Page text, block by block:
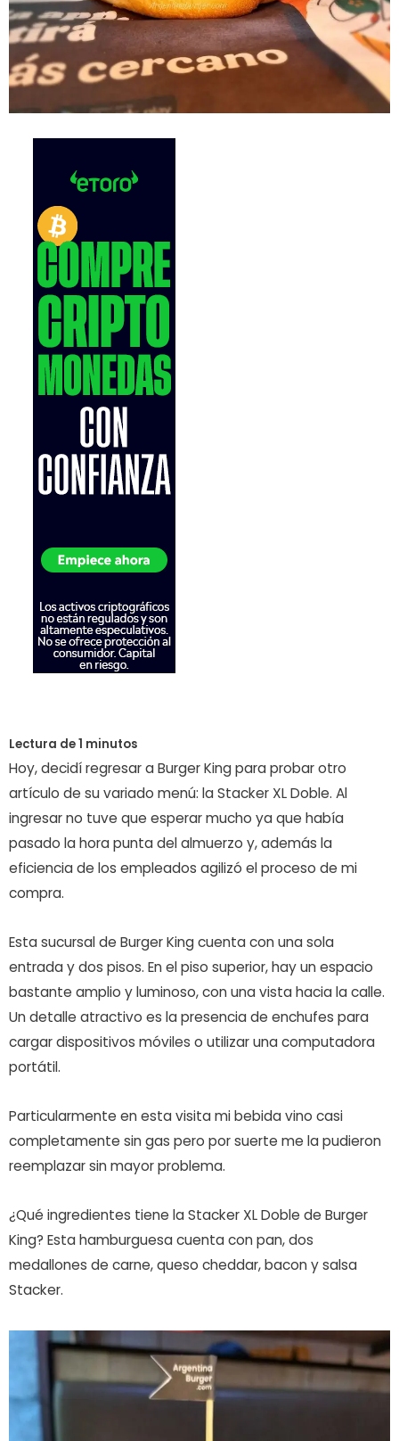
Hoy, decidí regresar a Burger King para probar otro
artículo de su variado menú: la Stacker XL Doble. Al
ingresar no tuve que esperar mucho ya que había
pasado la hora punta del almuerzo y, además la
eficiencia de los empleados agilizó el proceso de mi
compra.
Esta sucursal de Burger King cuenta con una sola
entrada y dos pisos. En el piso superior, hay un espacio
bastante amplio y luminoso, con una vista hacia la calle.
Un detalle atractivo es la presencia de enchufes para
cargar dispositivos móviles o utilizar una computadora
portátil.
Particularmente en esta visita mi bebida vino casi
completamente sin gas pero por suerte me la pudieron
reemplazar sin mayor problema.
¿Qué ingredientes tiene la Stacker XL Doble de Burger
King? Esta hamburguesa cuenta con pan, dos
medallones de carne, queso cheddar, bacon y salsa
Stacker.